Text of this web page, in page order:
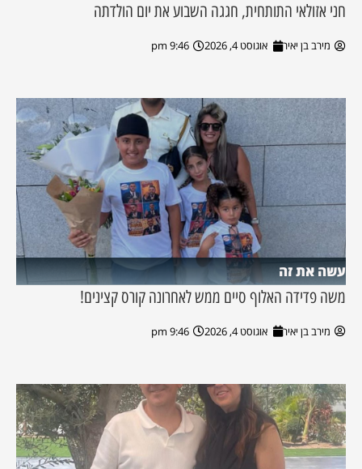
חני אזולאי התותחית, חגגה השבוע את יום הולדתה
מירב בן יאיר אוגוסט 4, 2026 9:46 pm
עשה את זה
משה פדידה האלוף סיים ממש לאחרונה קורס קצינים!
מירב בן יאיר אוגוסט 4, 2026 9:46 pm